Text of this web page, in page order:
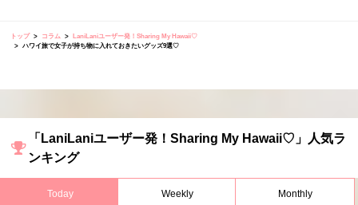
トップ コラム
LaniLaniユーザー発！Sharing My Hawaii♡
ハワイ旅で女子が持ち物に入れておきたいグッズ9選♡
「LaniLaniユーザー発！Sharing My Hawaii♡」人気ラ
ンキング
Today Weekly Monthly